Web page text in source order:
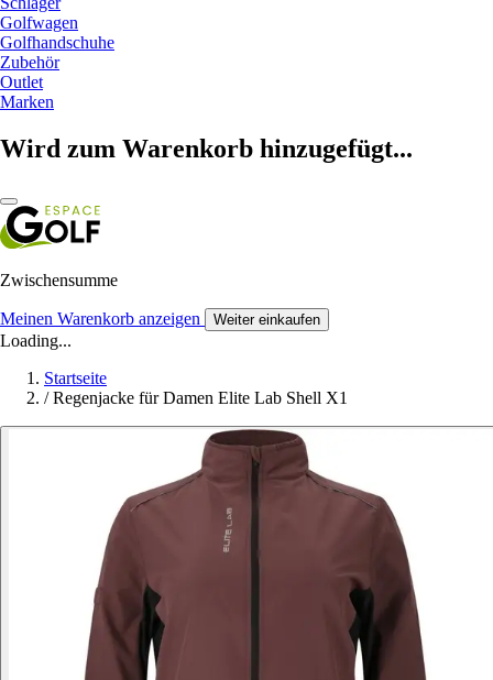
Golfwagen
Golfhandschuhe
Zubehör
Outlet
Marken
Wird zum Warenkorb hinzugefügt...
Zwischensumme
Meinen Warenkorb anzeigen Weiter einkaufen
Loading...
Startseite
/ Regenjacke für Damen Elite Lab Shell X1